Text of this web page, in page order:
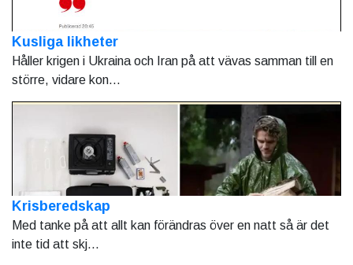
Kusliga likheter
Håller krigen i Ukraina och Iran på att vävas samman till en
större, vidare kon...
Krisberedskap
Med tanke på att allt kan förändras över en natt så är det
inte tid att skj...